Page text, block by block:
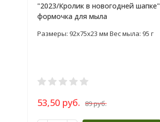
"2023/Кролик в новогодней шапке"
формочка для мыла
Размеры: 92x75x23 мм Вес мыла: 95 г
53,50 руб. 89 руб.